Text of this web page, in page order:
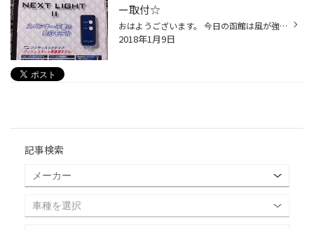
ー取付☆
おはようございます。 今日の函館は風が強い！夜は冷え込みそうですね～ 朝イチでエンジンスターターの取付が入庫！この時期の必需品ですね！ 今回はサーキットデザインを使用です（＾＾） 車種やスターターのメーカーにより１本キーを用意しなきゃいけない場合もありますがこちらは不要☆ 松本さん...
2018年1月9日
記事検索